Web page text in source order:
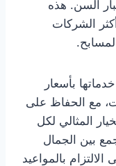
السن. هذه
الشركات
بأسعار
مع الحفاظ على
المثالي لكل
بين الجمال
بالمواعيد